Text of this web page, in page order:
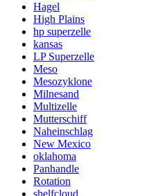
Hagel
High Plains
hp superzelle
kansas
LP Superzelle
Meso
Mesozyklone
Milnesand
Multizelle
Mutterschiff
Naheinschlag
New Mexico
oklahoma
Panhandle
Rotation
shelfcloud